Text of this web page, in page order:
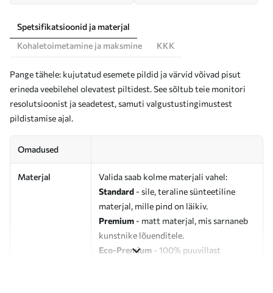
Spetsifikatsioonid ja materjal
Kohaletoimetamine ja maksmine
KKK
Pange tähele: kujutatud esemete pildid ja värvid võivad pisut
erineda veebilehel olevatest piltidest. See sõltub teie monitori
resolutsioonist ja seadetest, samuti valgustustingimustest
pildistamise ajal.
Omadused
Materjal
Valida saab kolme materjali vahel:
Standard - sile, teraline sünteetiline
materjal, mille pind on läikiv.
Premium - matt materjal, mis sarnaneb
kunstnike lõuenditele.
Eco-Premium - 100% puuvillast